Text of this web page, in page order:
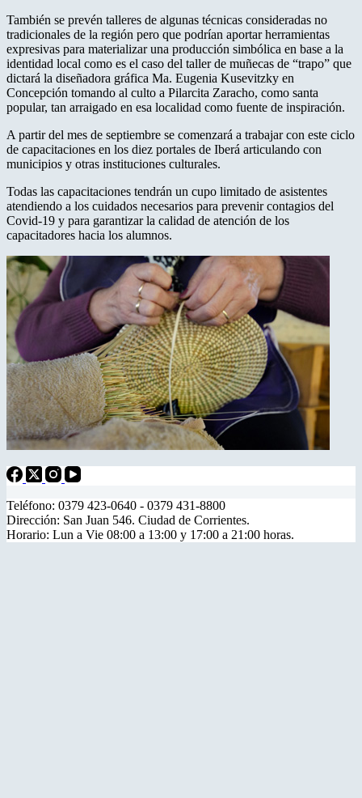
También se prevén talleres de algunas técnicas consideradas no
tradicionales de la región pero que podrían aportar herramientas
expresivas para materializar una producción simbólica en base a la
identidad local como es el caso del taller de muñecas de “trapo” que
dictará la diseñadora gráfica Ma. Eugenia Kusevitzky en
Concepción tomando al culto a Pilarcita Zaracho, como santa
popular, tan arraigado en esa localidad como fuente de inspiración.
A partir del mes de septiembre se comenzará a trabajar con este ciclo
de capacitaciones en los diez portales de Iberá articulando con
municipios y otras instituciones culturales.
Todas las capacitaciones tendrán un cupo limitado de asistentes
atendiendo a los cuidados necesarios para prevenir contagios del
Covid-19 y para garantizar la calidad de atención de los
capacitadores hacia los alumnos.
Teléfono: 0379 423-0640 - 0379 431-8800
Dirección: San Juan 546. Ciudad de Corrientes.
Horario: Lun a Vie 08:00 a 13:00 y 17:00 a 21:00 horas.